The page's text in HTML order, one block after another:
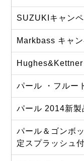
SUZUKIキャン
Markbass キャ
Hughes&Kettner
パール ・フルー
パール 2014新製
パール＆ゴンボ
定スプラッシュ